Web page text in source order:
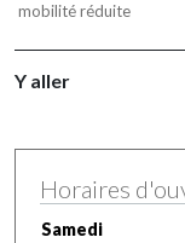
mobilité réduite
Y aller
Horaires
Samedi